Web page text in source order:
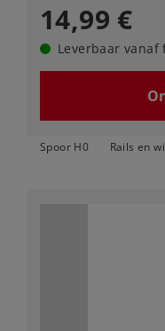
14,99 €
Leverbaar vanaf
Spoor H0 Rails en